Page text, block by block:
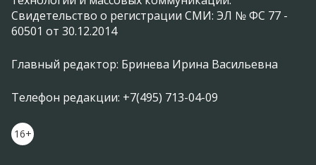
Свидетельство о регистрации СМИ: ЭЛ № ФС 77 -
60501 от 30.12.2014
Главный редактор: Бринева Ирина Васильевна
Телефон редакции: +7(495) 713-04-09
16+